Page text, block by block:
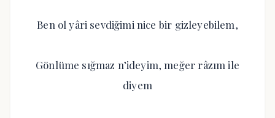
Ben ol yâri sevdiğimi nice bir gizleyebilem,
Gönlüme sığmaz n’ideyim, meğer râzım ile
diyem